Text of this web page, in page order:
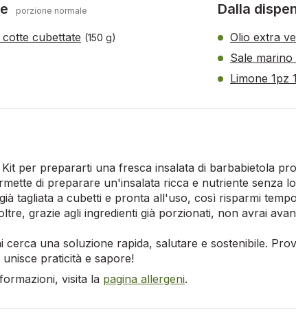
porzione normale
cubettate (150 g)
Dalla
Olio extra
Sale
Limone 1pz
per prepararti una fresca insalata di barbabietola
di preparare un'insalata ricca e nutriente senza
tagliata a cubetti e pronta all'uso, così risparmi
grazie agli ingredienti già porzionati, non avrai
cerca una soluzione rapida, salutare e sostenibile.
praticità e sapore!
visita la pagina allergeni.